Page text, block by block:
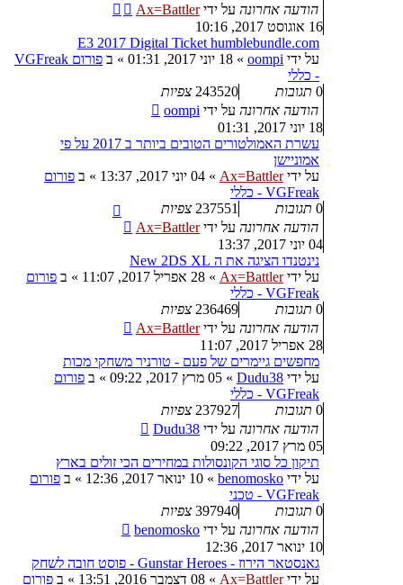
הודעה אחרונה על ידיAx=Battler
16 אוגוסט 2017, 10:16
E3 2017 Digital Ticket humblebundle.com
על ידי oompi
» 18 יוני 2017, 01:31 » ב
פורום VGFreak
- כללי
0 תגובות 243520 צפיות
הודעה אחרונה על ידי oompi
18 יוני 2017, 01:31
עשרת האמולטורים הטובים ביותר ב 2017 על פי
אמוניישן
על ידיAx=Battler
» 04 יוני 2017, 13:37 » ב פורום
VGFreak - כללי
0 תגובות 237551 צפיות
הודעה אחרונה על ידיAx=Battler
04 יוני 2017, 13:37
נינטנדו הציגה את ה New 2DS XL
על ידיAx=Battler
» 28 אפריל 2017, 11:07 » ב פורום
VGFreak - כללי
0 תגובות 236469 צפיות
הודעה אחרונה על ידיAx=Battler
28 אפריל 2017, 11:07
מחפשים גיימרים של פעם - טורניר משחקי מכות
על ידי Dudu38
» 05 מרץ 2017, 09:22 » ב פורום
VGFreak - כללי
0 תגובות 237927 צפיות
הודעה אחרונה על ידי Dudu38
05 מרץ 2017, 09:22
תיקון כל סוגי הקונסולות במחירים הכי זולים בארץ
על ידי benomosko
» 10 ינואר 2017, 12:36 » ב פורום
VGFreak - טכני
0 תגובות 397940 צפיות
הודעה אחרונה על ידי benomosko
10 ינואר 2017, 12:36
גאנסטאר הירוז - Gunstar Heroes - פוסט חובה לשחק
על ידיAx=Battler
» 08 דצמבר 2016, 13:51 » ב פורום